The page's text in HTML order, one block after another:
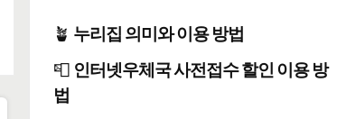
🪴 누리집 의미와 이용 방법
📮 인터넷우체국 사전접수 할인 이용 방
법